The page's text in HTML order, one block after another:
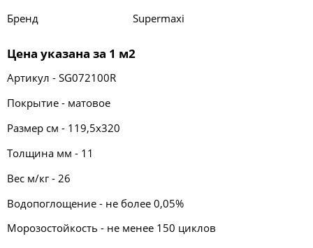
Бренд Supermaxi
Цена указана за 1 м2
Артикул - SG072100R
Покрытие - матовое
Размер см - 119,5х320
Толщина мм - 11
Вес м/кг - 26
Водопоглощение - не более 0,05%
Морозостойкость - не менее 150 циклов